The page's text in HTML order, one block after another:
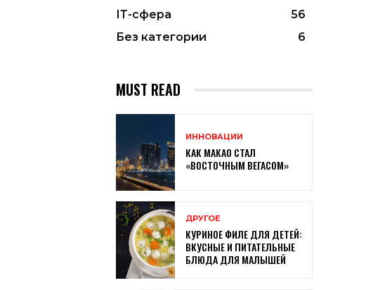
ІТ-сфера
56
Без категории
6
MUST READ
ИННОВАЦИИ
КАК МАКАО СТАЛ
«ВОСТОЧНЫМ ВЕГАСОМ»
ДРУГОЕ
КУРИНОЕ ФИЛЕ ДЛЯ ДЕТЕЙ:
ВКУСНЫЕ И ПИТАТЕЛЬНЫЕ
БЛЮДА ДЛЯ МАЛЫШЕЙ